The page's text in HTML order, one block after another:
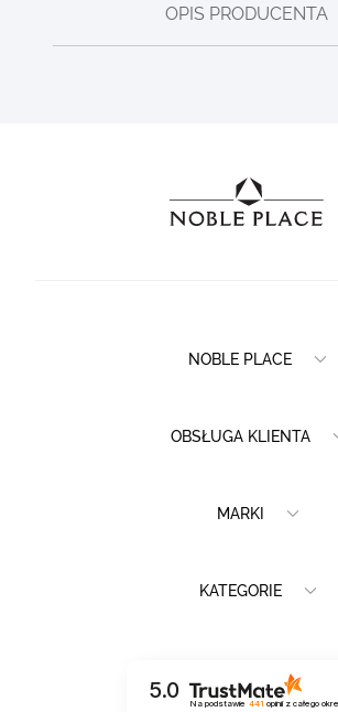
OPIS PRODUCENTA
NOBLE PLACE
OBSŁUGA KLIENTA
MARKI
KATEGORIE
5.0
Na podstawie 441 opinii z całego